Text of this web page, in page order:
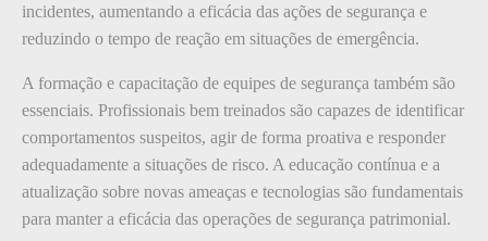
incidentes, aumentando a eficácia das ações de segurança e
reduzindo o tempo de reação em situações de emergência.
A formação e capacitação de equipes de segurança também são
essenciais. Profissionais bem treinados são capazes de identificar
comportamentos suspeitos, agir de forma proativa e responder
adequadamente a situações de risco. A educação contínua e a
atualização sobre novas ameaças e tecnologias são fundamentais
para manter a eficácia das operações de segurança patrimonial.